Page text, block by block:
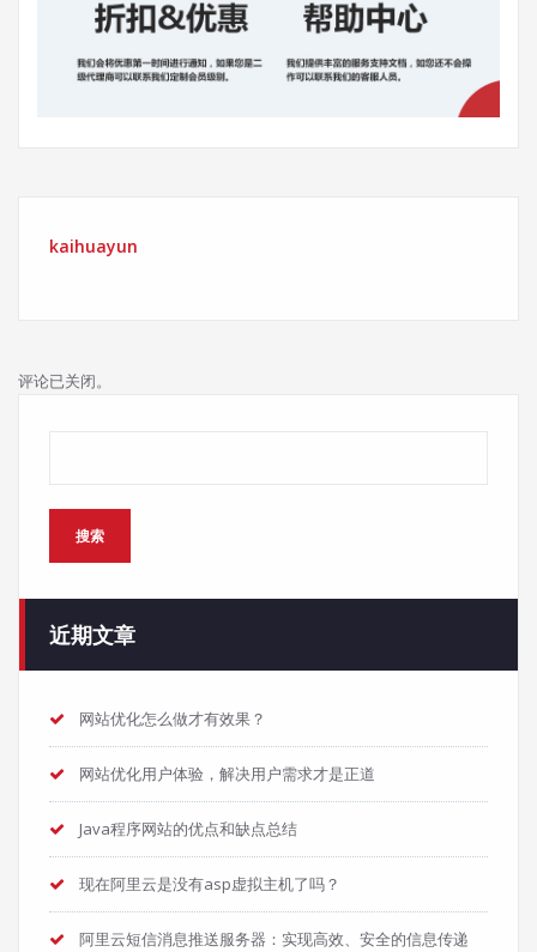
kaihuayun
评论已关闭。
搜索
近期文章
网站优化怎么做才有效果？
网站优化用户体验，解决用户需求才是正道
Java程序网站的优点和缺点总结
现在阿里云是没有asp虚拟主机了吗？
阿里云短信消息推送服务器：实现高效、安全的信息传递